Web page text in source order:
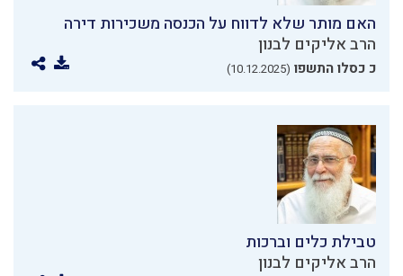
האם מותר שלא לדווח על הכנסה משכירות דירה
הרב אליקים לבנון
כ כסלו התשפו (10.12.2025)
טבילת כלים וברכות
הרב אליקים לבנון